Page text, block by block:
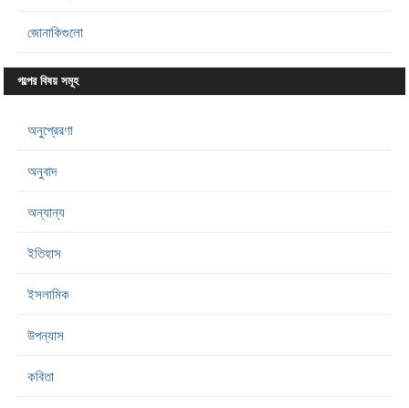
জোনাকিগুলো
গল্পের বিষয় সমূহ
অনুপ্রেরণা
অনুবাদ
অন্যান্য
ইতিহাস
ইসলামিক
উপন্যাস
কবিতা